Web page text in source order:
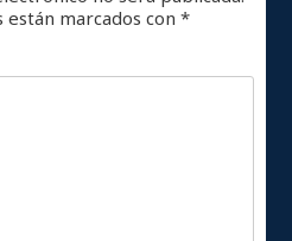
están marcados con*